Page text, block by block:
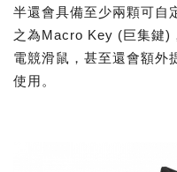
半還會具備至少兩顆可自
之為Macro Key (巨集鍵)
電競滑鼠，甚至還會額外
使用。